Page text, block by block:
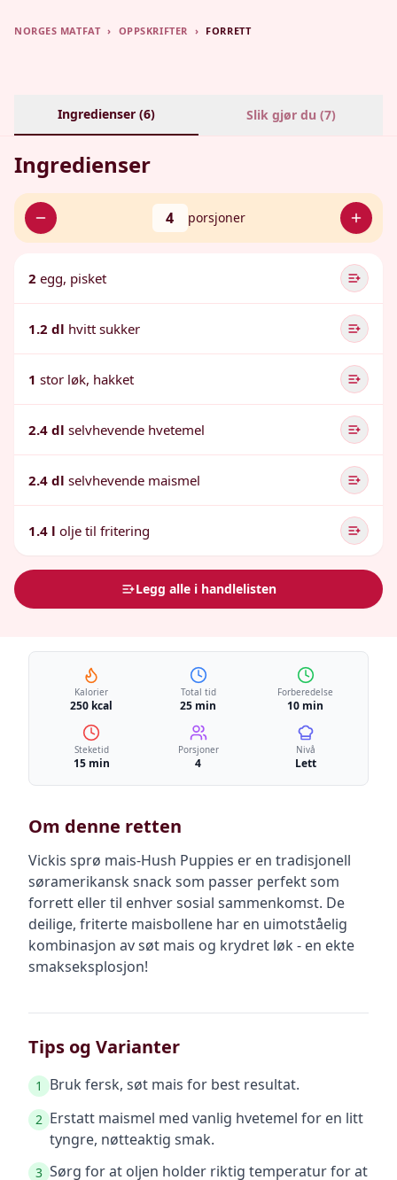
NORGES MATFAT › OPPSKRIFTER › FORRETT
Ingredienser (6) Slik gjør du (7)
Ingredienser
4 porsjoner
2 egg, pisket
1.2 dl hvitt sukker
1 stor løk, hakket
2.4 dl selvhevende hvetemel
2.4 dl selvhevende maismel
1.4 l olje til fritering
Legg alle i handlelisten
Kalorier
250 kcal
Total tid
25 min
Forberedelse
10 min
Steketid
15 min
Porsjoner
4
Nivå
Lett
Om denne retten
Vickis sprø mais-Hush Puppies er en tradisjonell
søramerikansk snack som passer perfekt som
forrett eller til enhver sosial sammenkomst. De
deilige, friterte maisbollene har en uimotståelig
kombinasjon av søt mais og krydret løk - en ekte
smakseksplosjon!
Tips og Varianter
1 Bruk fersk, søt mais for best resultat.
2 Erstatt maismel med vanlig hvetemel for en litt
tyngre, nøtteaktig smak.
3 Sørg for at oljen holder riktig temperatur for at